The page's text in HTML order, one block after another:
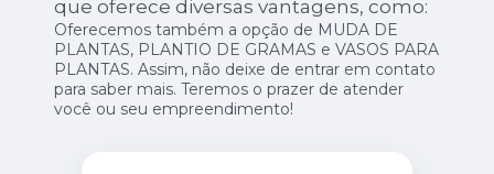
que oferece diversas vantagens, como:
Oferecemos também a opção de MUDA DE
PLANTAS, PLANTIO DE GRAMAS e VASOS PARA
PLANTAS. Assim, não deixe de entrar em contato
para saber mais. Teremos o prazer de atender
você ou seu empreendimento!